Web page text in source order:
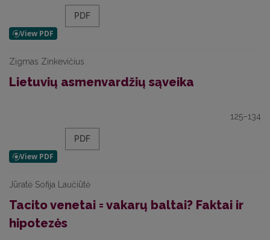
PDF
Zigmas Zinkevičius
Lietuvių asmenvardžių sąveika
125–134
PDF
Jūratė Sofija Laučiūtė
Tacito venetai = vakarų baltai? Faktai ir
hipotezės